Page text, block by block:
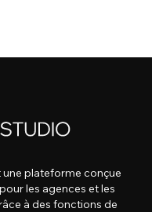
une plateforme conçue
les agences et les
à des fonctions de